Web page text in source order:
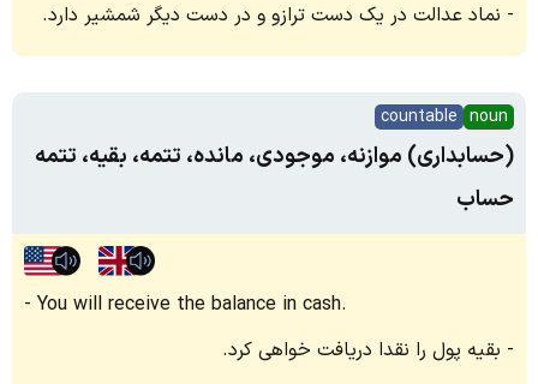
نماد عدالت در یک دست ترازو و در دست دیگر شمشیر دارد.
noun
countable
(حسابداری) موازنه، موجودی، مانده، تتمه، بقیه، تتمه
حساب
You will receive the balance in cash.
بقیه پول را نقدا دریافت خواهی کرد.